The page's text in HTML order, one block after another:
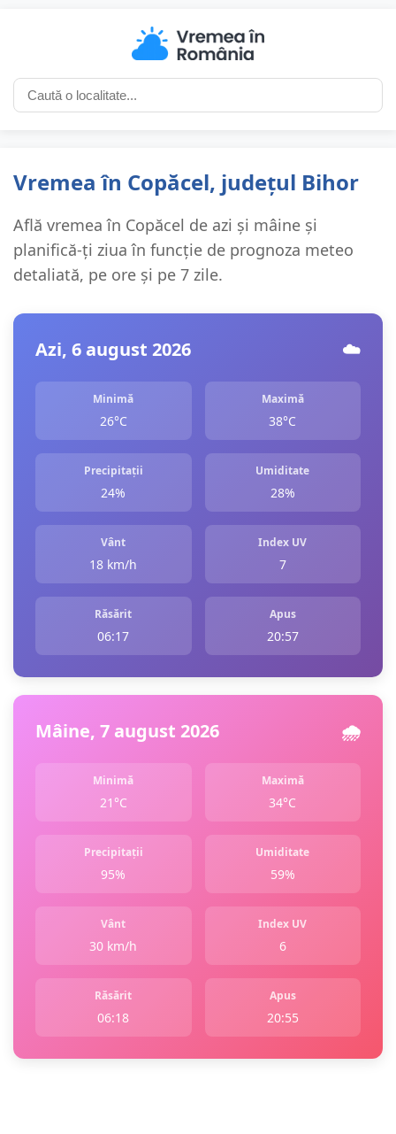
Vremea în Copăcel, județul Bihor
Află vremea în Copăcel de azi și mâine și
planifică-ți ziua în funcție de prognoza meteo
detaliată, pe ore și pe 7 zile.
Azi, 6 august 2026 ☁️
Minimă
26°C
Maximă
38°C
Precipitații
24%
Umiditate
28%
Vânt
18 km/h
Index UV
7
Răsărit
06:17
Apus
20:57
Mâine, 7 august 2026 🌧️
Minimă
21°C
Maximă
34°C
Precipitații
95%
Umiditate
59%
Vânt
30 km/h
Index UV
6
Răsărit
06:18
Apus
20:55